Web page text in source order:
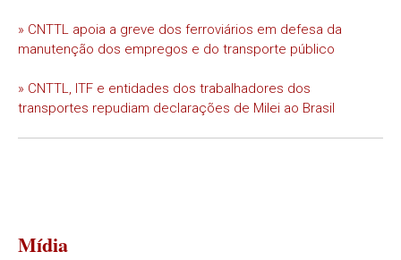
» CNTTL apoia a greve dos ferroviários em defesa da
manutenção dos empregos e do transporte público
» CNTTL, ITF e entidades dos trabalhadores dos
transportes repudiam declarações de Milei ao Brasil
Mídia